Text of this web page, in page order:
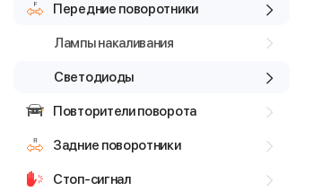
Передние поворотники
Лампы накаливания
Светодиоды
Повторители поворота
Задние поворотники
Стоп-сигнал